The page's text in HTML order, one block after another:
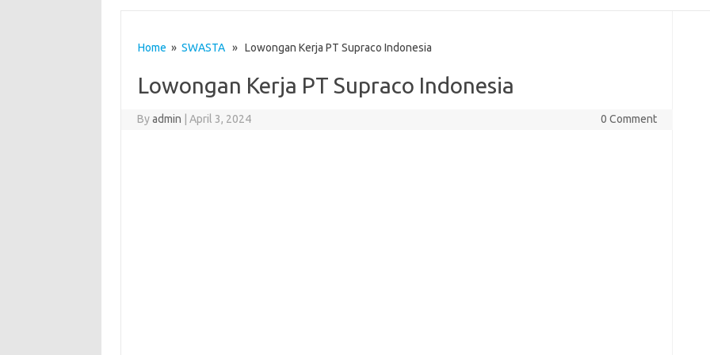
Home » SWASTA» Lowongan Kerja PT Supraco Indonesia
Lowongan Kerja PT Supraco Indonesia
Byadmin April 3, 2024 0 Comment